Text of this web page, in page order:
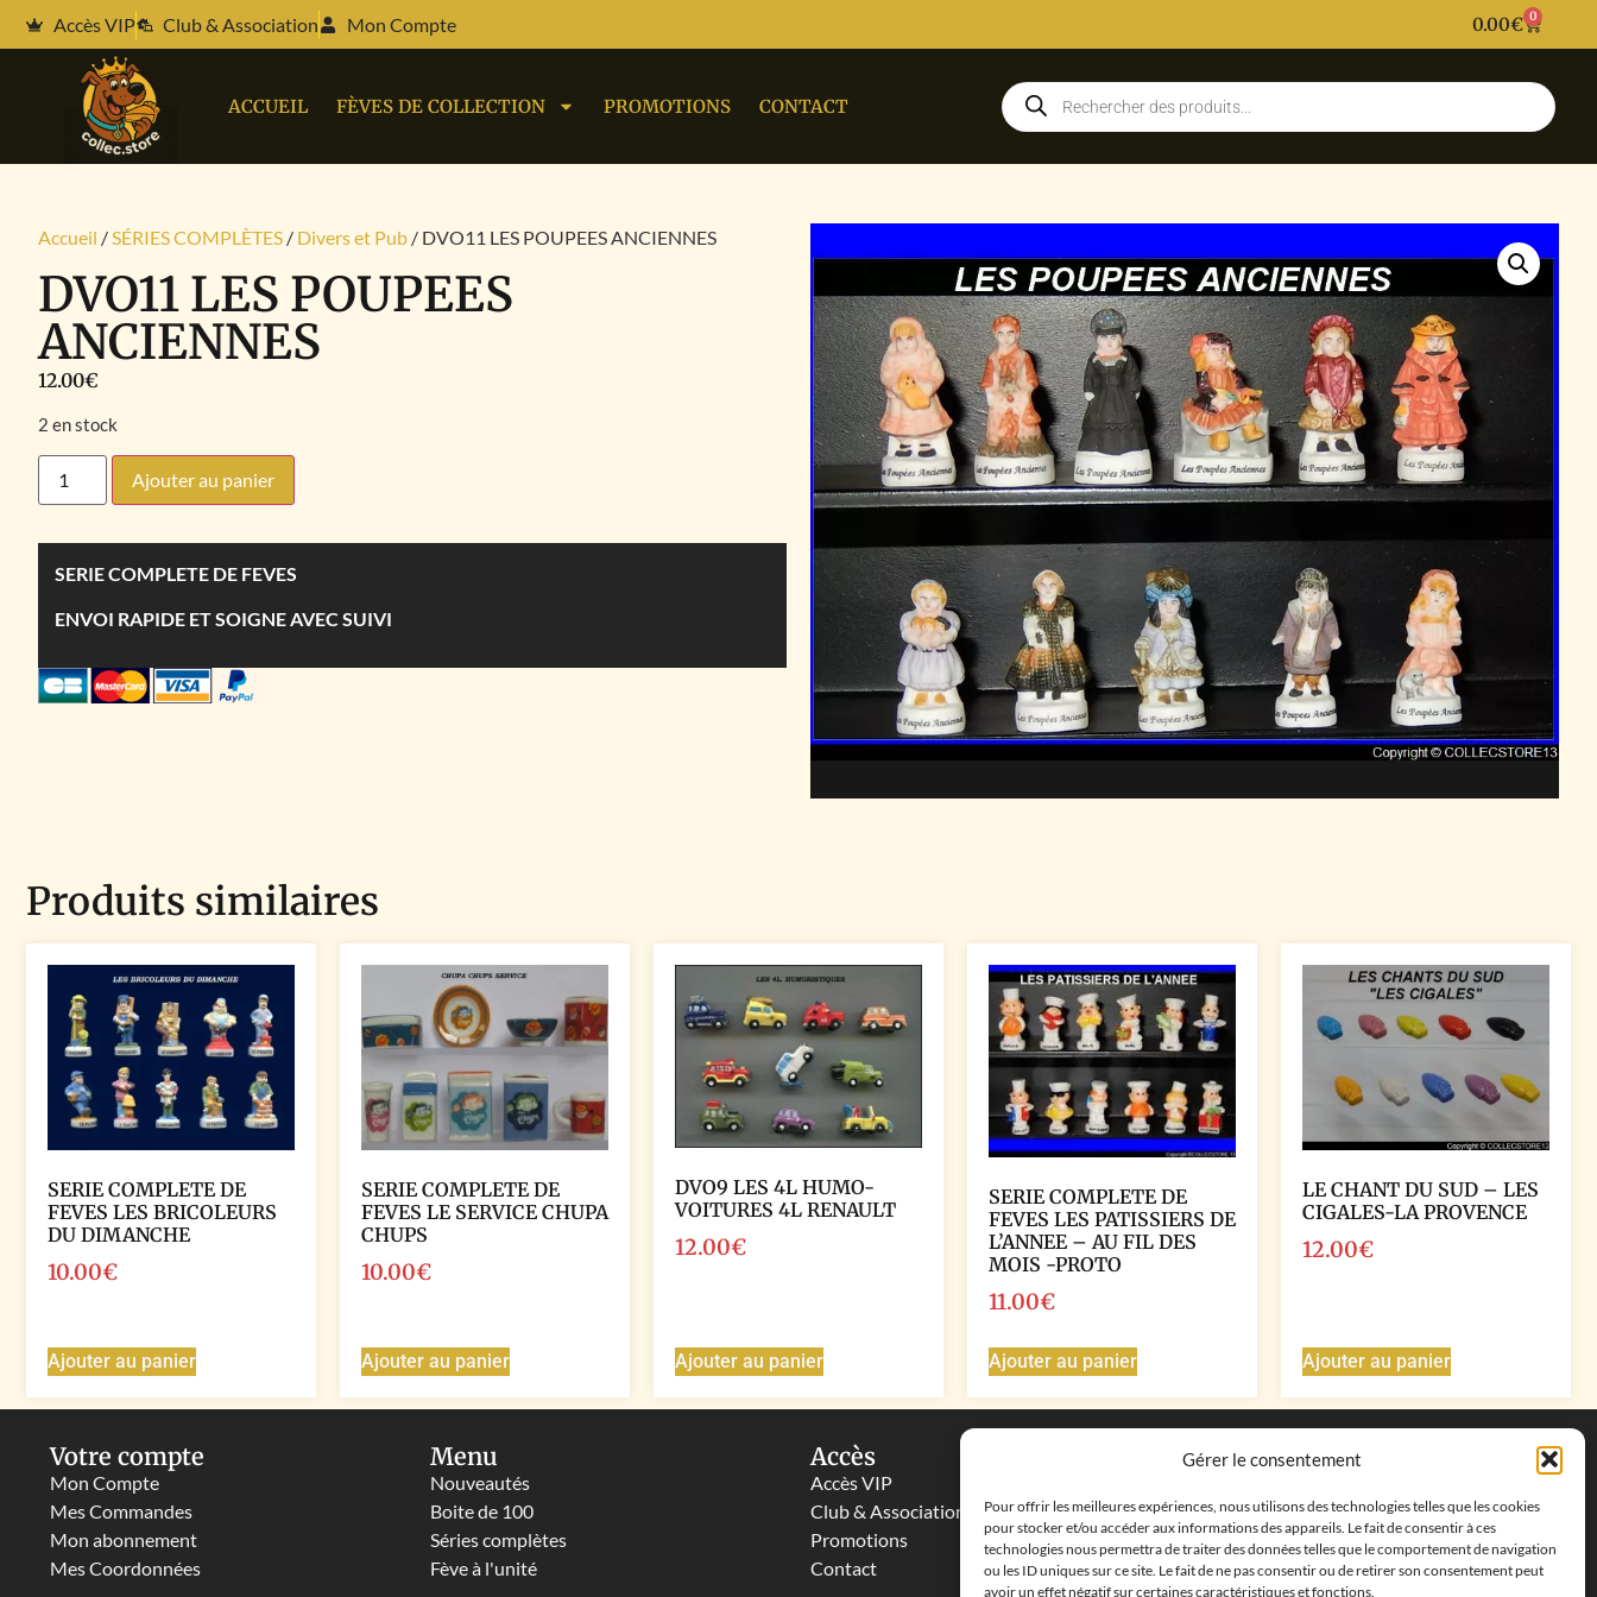
Gérer le consentement
Pour offrir les meilleures expériences, nous utilisons des technologies telles que les cookies
pour stocker et/ou accéder aux informations des appareils. Le fait de consentir à ces
technologies nous permettra de traiter des données telles que le comportement de navigation
ou les ID uniques sur ce site. Le fait de ne pas consentir ou de retirer son consentement peut
avoir un effet négatif sur certaines caractéristiques et fonctions.
Accès VIP Club & Association Mon Compte 0.00€ 0
ACCUEIL FÈVES DE COLLECTION PROMOTIONS CONTACT
Accueil /SÉRIES COMPLÈTES / Divers et Pub / DVO11 LES POUPEES ANCIENNES
DVO11 LES POUPEES
ANCIENNES
12.00€
2 en stock
Ajouter au panier
SERIE COMPLETE DE FEVES
ENVOI RAPIDE ET SOIGNE AVEC SUIVI
Produits similaires
SERIE COMPLETE DE
FEVES LES BRICOLEURS
DU DIMANCHE
10.00€
Ajouter au panier
SERIE COMPLETE DE
FEVES LE SERVICE CHUPA
CHUPS
10.00€
Ajouter au panier
DVO9 LES 4L HUMO-
VOITURES 4L RENAULT
12.00€
Ajouter au panier
SERIE COMPLETE DE
FEVES LES PATISSIERS DE
L’ANNEE – AU FIL DES
MOIS -PROTO
11.00€
Ajouter au panier
LE CHANT DU SUD – LES
CIGALES-LA PROVENCE
12.00€
Ajouter au panier
Votre compte
Mon Compte
Mes Commandes
Mon abonnement
Mes Coordonnées
Menu
Nouveautés
Boite de 100
Séries complètes
Fève à l'unité
Accès
Accès VIP
Club & Associations
Promotions
Contact
Coordonnées
cléments, 13500 Martigues, France
Téléphone : ‭+33652313256‬
Email :feves.collecstore@gmail.com